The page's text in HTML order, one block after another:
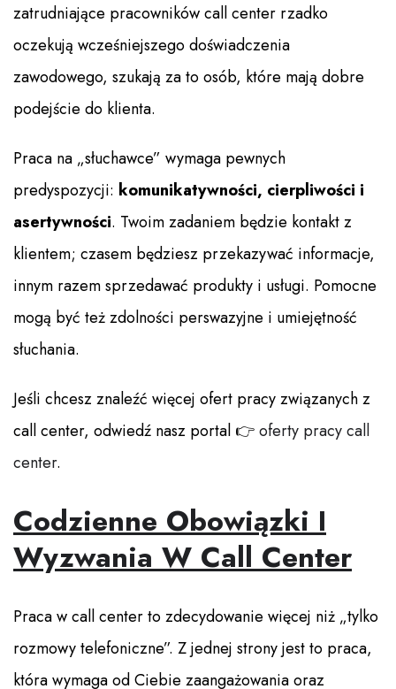
zatrudniające pracowników call center rzadko
oczekują wcześniejszego doświadczenia
zawodowego, szukają za to osób, które mają dobre
podejście do klienta.
Praca na „słuchawce” wymaga pewnych
predyspozycji: komunikatywności, cierpliwości i
asertywności. Twoim zadaniem będzie kontakt z
klientem; czasem będziesz przekazywać informacje,
innym razem sprzedawać produkty i usługi. Pomocne
mogą być też zdolności perswazyjne i umiejętność
słuchania.
Jeśli chcesz znaleźć więcej ofert pracy związanych z
call center, odwiedź nasz portal 👉oferty pracy call
center.
Codzienne Obowiązki I
Wyzwania W Call Center
Praca w call center to zdecydowanie więcej niż „tylko
rozmowy telefoniczne”. Z jednej strony jest to praca,
która wymaga od Ciebie zaangażowania oraz